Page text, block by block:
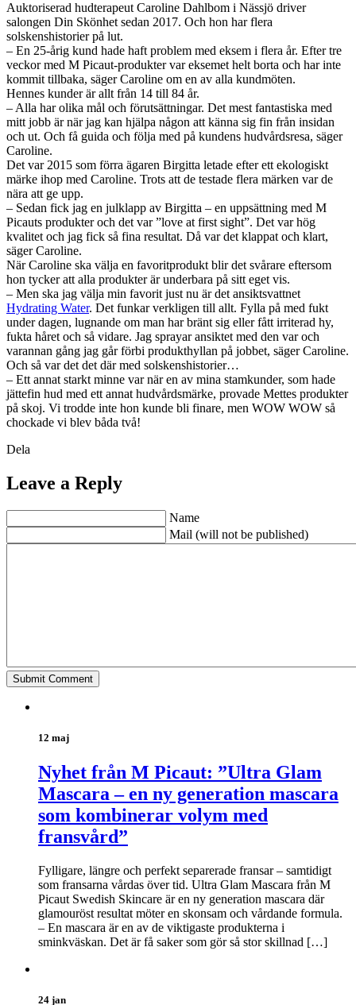
Auktoriserad hudterapeut Caroline Dahlbom i Nässjö driver
salongen Din Skönhet sedan 2017. Och hon har flera
solskenshistorier på lut.
– En 25-årig kund hade haft problem med eksem i flera år. Efter tre
veckor med M Picaut-produkter var eksemet helt borta och har inte
kommit tillbaka, säger Caroline om en av alla kundmöten.
Hennes kunder är allt från 14 till 84 år.
– Alla har olika mål och förutsättningar. Det mest fantastiska med
mitt jobb är när jag kan hjälpa någon att känna sig fin från insidan
och ut. Och få guida och följa med på kundens hudvårdsresa, säger
Caroline.
Det var 2015 som förra ägaren Birgitta letade efter ett ekologiskt
märke ihop med Caroline. Trots att de testade flera märken var de
nära att ge upp.
– Sedan fick jag en julklapp av Birgitta – en uppsättning med M
Picauts produkter och det var ”love at first sight”. Det var hög
kvalitet och jag fick så fina resultat. Då var det klappat och klart,
säger Caroline.
När Caroline ska välja en favoritprodukt blir det svårare eftersom
hon tycker att alla produkter är underbara på sitt eget vis.
– Men ska jag välja min favorit just nu är det ansiktsvattnet
Hydrating Water. Det funkar verkligen till allt. Fylla på med fukt
under dagen, lugnande om man har bränt sig eller fått irriterad hy,
fukta håret och så vidare. Jag sprayar ansiktet med den var och
varannan gång jag går förbi produkthyllan på jobbet, säger Caroline.
Och så var det det där med solskenshistorier…
– Ett annat starkt minne var när en av mina stamkunder, som hade
jättefin hud med ett annat hudvårdsmärke, provade Mettes produkter
på skoj. Vi trodde inte hon kunde bli finare, men WOW WOW så
chockade vi blev båda två!
Dela
Leave a Reply
Name
Mail (will not be published)
12 maj
Nyhet från M Picaut: ”Ultra Glam
Mascara – en ny generation mascara
som kombinerar volym med
fransvård”
Fylligare, längre och perfekt separerade fransar – samtidigt
som fransarna vårdas över tid. Ultra Glam Mascara från M
Picaut Swedish Skincare är en ny generation mascara där
glamouröst resultat möter en skonsam och vårdande formula.
– En mascara är en av de viktigaste produkterna i
sminkväskan. Det är få saker som gör så stor skillnad […]
24 jan